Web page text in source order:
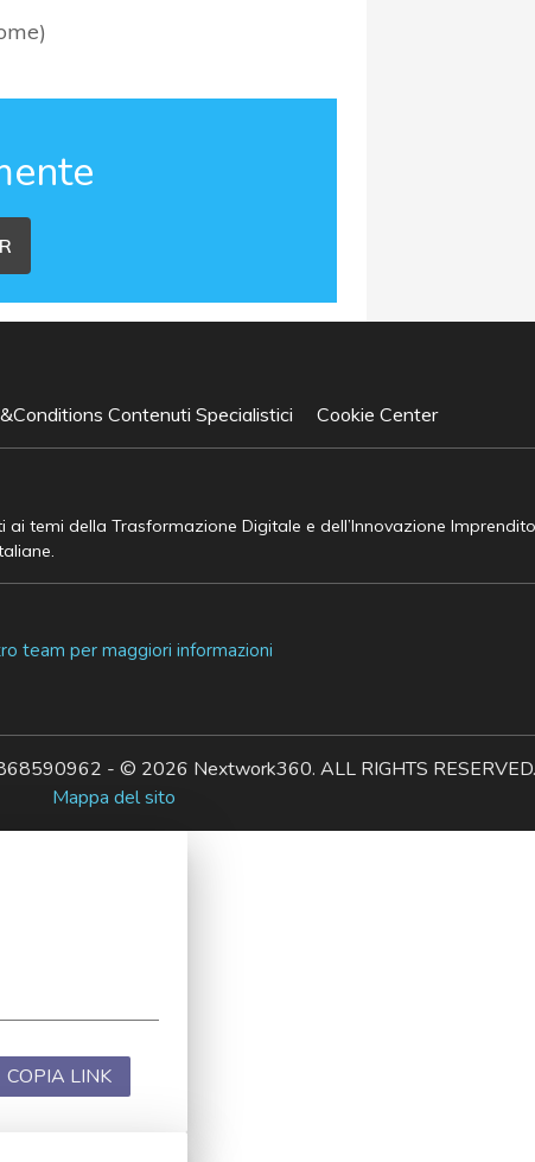
Contenuti Specialistici Cookie Center
temi della Trasformazione Digitale e dell’Innovazione
team per maggiori informazioni
- © 2026 Nextwork360. ALL RIGHTS
Mappa del sito
COPIA LINK